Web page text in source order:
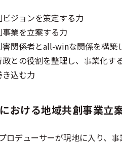
ジョンを策定する力
業を立案する力
害関係者とall-winな関係を構築
政との役割を整理し、事業化す
込む力
おける地域共創事業立
ロデューサーが現地に入り、